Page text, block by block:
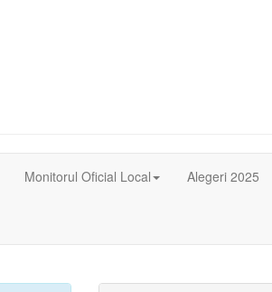
Monitorul Oficial Local Alegeri 2025